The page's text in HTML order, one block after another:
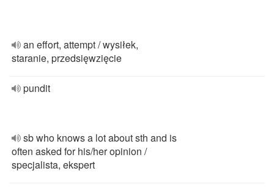
an effort, attempt / wysiłek,
staranie, przedsięwzięcie
pundit
sb who knows a lot about sth and is
often asked for his/her opinion /
specjalista, ekspert